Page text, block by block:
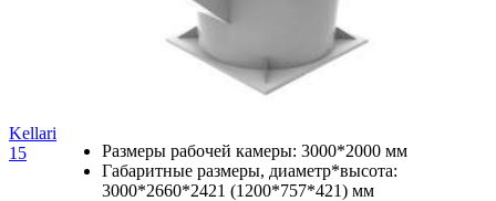
Kellari
15
Размеры рабочей камеры: 3000*2000 мм
Габаритные размеры, диаметр*высота:
3000*2660*2421 (1200*757*421) мм